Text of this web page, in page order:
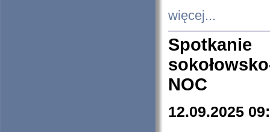
więcej...
NOC
12.09.2025